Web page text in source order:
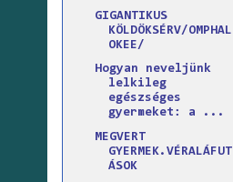
GIGANTIKUS
KÖLDÖKSÉRV/OMPHAL
OKEE/
Hogyan neveljünk
lelkileg
egészséges
gyermeket: a ...
MEGVERT
GYERMEK.VÉRALÁFUT
ÁSOK